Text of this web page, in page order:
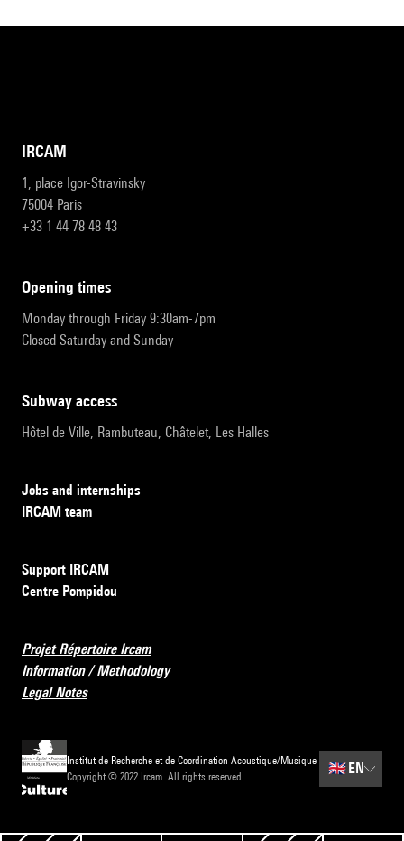
IRCAM
1, place Igor-Stravinsky
75004 Paris
+33 1 44 78 48 43
opening times
Monday through Friday 9:30am-7pm
Closed Saturday and Sunday
subway access
Hôtel de Ville, Rambuteau, Châtelet, Les Halles
Jobs and internships
IRCAM team
Support IRCAM
Centre Pompidou
Projet Répertoire Ircam
Information / Methodology
Legal Notes
Institut de Recherche et de Coordination Acoustique/Musique
Copyright © 2022 Ircam. All rights reserved.
🇬🇧 EN